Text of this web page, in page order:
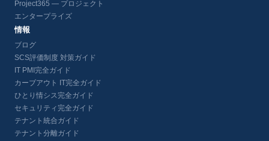
Project365 — プロジェクト
エンタープライズ
情報
ブログ
SCS評価制度 対策ガイド
IT PMI完全ガイド
カーブアウト IT完全ガイド
ひとり情シス完全ガイド
セキュリティ完全ガイド
テナント統合ガイド
テナント分離ガイド